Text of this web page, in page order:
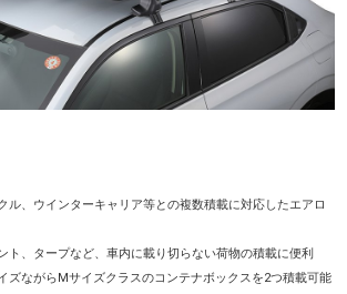
ル、ウインターキャリア等との複数積載に対応したエアロ
ト、タープなど、車内に載り切らない荷物の積載に便利
ズながらMサイズクラスのコンテナボックスを2つ積載可能